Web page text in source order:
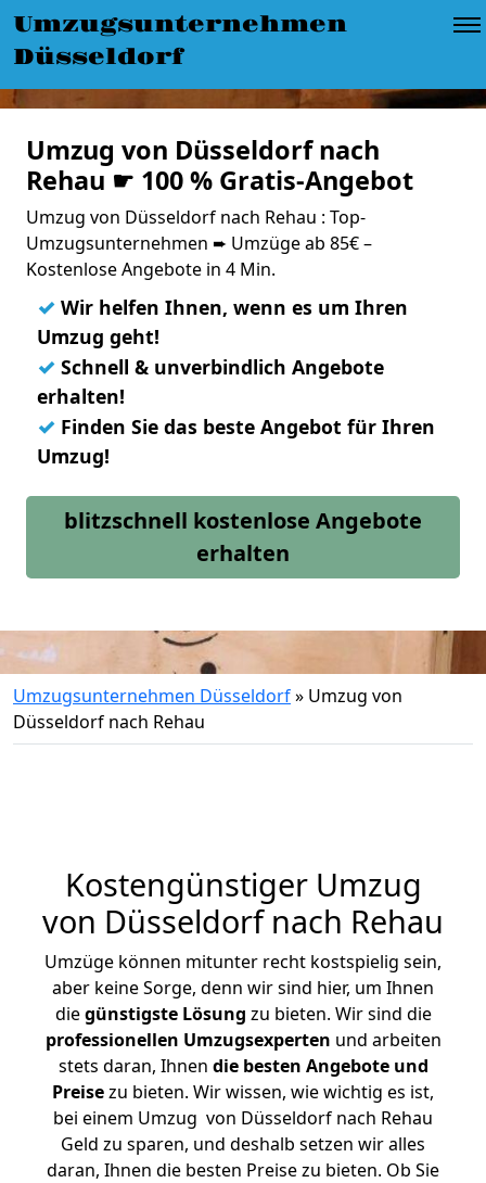
Umzugsunternehmen
Düsseldorf
Umzug von Düsseldorf nach
Rehau ☛ 100 % Gratis-Angebot
Umzug von Düsseldorf nach Rehau : Top-
Umzugsunternehmen ➨ Umzüge ab 85€ –
Kostenlose Angebote in 4 Min.
✓ Wir helfen Ihnen, wenn es um Ihren
Umzug geht!
✓ Schnell & unverbindlich Angebote
erhalten!
✓ Finden Sie das beste Angebot für Ihren
Umzug!
blitzschnell kostenlose Angebote
erhalten
Umzugsunternehmen Düsseldorf» Umzug von
Düsseldorf nach Rehau
Kostengünstiger Umzug
von Düsseldorf nach Rehau
Umzüge können mitunter recht kostspielig sein,
aber keine Sorge, denn wir sind hier, um Ihnen
diegünstigste Lösung zu bieten. Wir sind die
professionellen Umzugsexperten und arbeiten
stets daran, Ihnen die besten Angebote und
Preisezu bieten. Wir wissen, wie wichtig es ist,
bei einem Umzug von Düsseldorf nach Rehau
Geld zu sparen, und deshalb setzen wir alles
daran, Ihnen die besten Preise zu bieten. Ob Sie